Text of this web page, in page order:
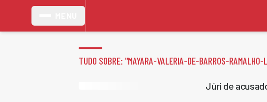
TUDO SOBRE: "MAYARA-VALERIA-DE-BARROS-RAMALHO-
Júri de